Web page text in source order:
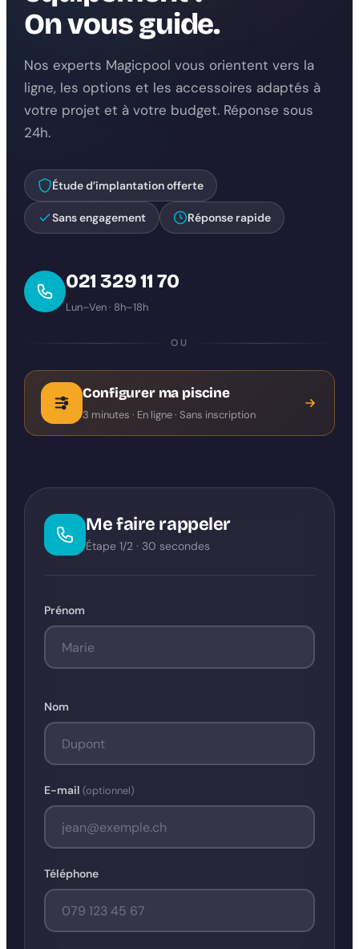
On vous guide.
Nos experts Magicpool vous orientent vers la
ligne, les options et les accessoires adaptés à
votre projet et à votre budget. Réponse sous
24h.
Étude d’implantation offerte
Sans engagement Réponse rapide
021 329 11 70
Lun–Ven · 8h–18h
OU
Configurer ma piscine
3 minutes · En ligne · Sans inscription
Me faire rappeler
Étape 1/2 · 30 secondes
Prénom
Nom
E-mail(optionnel)
Téléphone